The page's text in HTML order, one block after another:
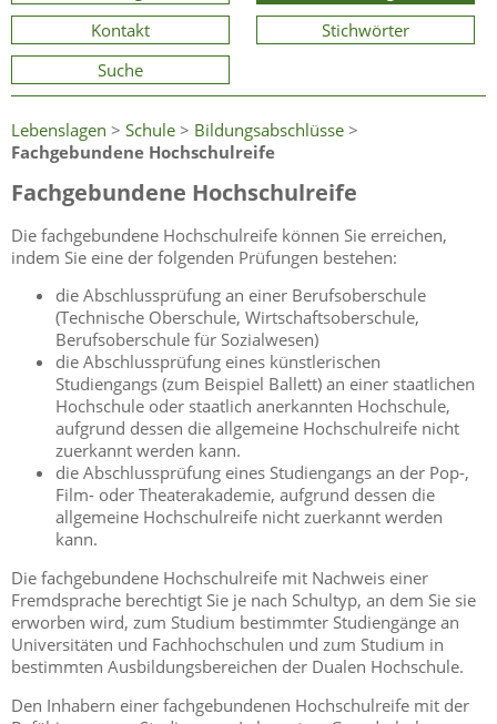
Kontakt
Stichwörter
Suche
Lebenslagen > Schule > Bildungsabschlüsse >
Fachgebundene Hochschulreife
Fachgebundene Hochschulreife
Die fachgebundene Hochschulreife können Sie erreichen,
indem Sie eine der folgenden Prüfungen bestehen:
die Abschlussprüfung an einer Berufsoberschule
(Technische Oberschule, Wirtschaftsoberschule,
Berufsoberschule für Sozialwesen)
die Abschlussprüfung eines künstlerischen
Studiengangs (zum Beispiel Ballett) an einer staatlichen
Hochschule oder staatlich anerkannten Hochschule,
aufgrund dessen die allgemeine Hochschulreife nicht
zuerkannt werden kann.
die Abschlussprüfung eines Studiengangs an der Pop-,
Film- oder Theaterakademie, aufgrund dessen die
allgemeine Hochschulreife nicht zuerkannt werden
kann.
Die fachgebundene Hochschulreife mit Nachweis einer
Fremdsprache berechtigt Sie je nach Schultyp, an dem Sie sie
erworben wird, zum Studium bestimmter Studiengänge an
Universitäten und Fachhochschulen und zum Studium in
bestimmten Ausbildungsbereichen der Dualen Hochschule.
Den Inhabern einer fachgebundenen Hochschulreife mit der